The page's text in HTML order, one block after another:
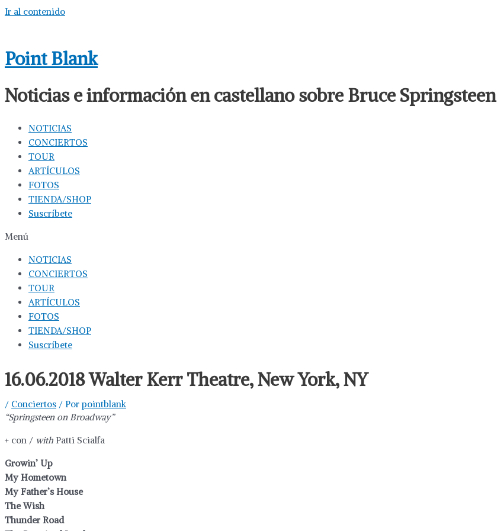
Ir al contenido
Point Blank
Noticias e información en castellano sobre Bruce Springsteen
NOTICIAS
CONCIERTOS
TOUR
ARTÍCULOS
FOTOS
TIENDA/SHOP
Suscríbete
Menú
NOTICIAS
CONCIERTOS
TOUR
ARTÍCULOS
FOTOS
TIENDA/SHOP
Suscríbete
16.06.2018 Walter Kerr Theatre, New York, NY
/ Conciertos / Por pointblank
“Springsteen on Broadway”
+ con / with Patti Scialfa
Growin’ Up
My Hometown
My Father’s House
The Wish
Thunder Road